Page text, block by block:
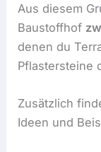
Aus diesem
Baustoffhof
denen du
Pflastersteine
Zusätzlich
Ideen und